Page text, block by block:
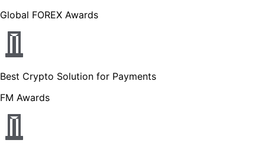
Global FOREX Awards
Best Crypto Solution for Payments
FM Awards